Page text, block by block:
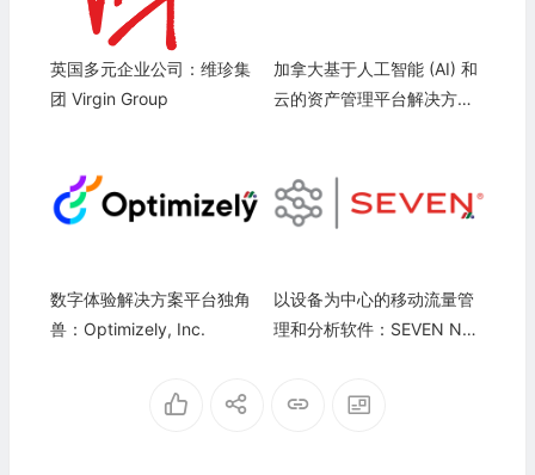
英国多元企业公司：维珍集
团 Virgin Group
加拿大基于人工智能 (AI) 和
云的资产管理平台解决方案
数字体验解决方案平台独角
兽：Optimizely, Inc.
以设备为中心的移动流量管
理和分析软件：SEVEN Net